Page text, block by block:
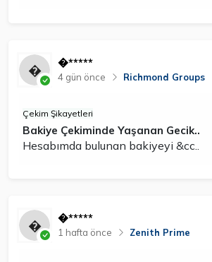
�*****
4 gün önce Richmond Groups
Çekim Şikayetleri
Bakiye Çekiminde Yaşanan Gecik..
Hesabımda bulunan bakiyeyi &cc..
�*****
1 hafta önce Zenith Prime